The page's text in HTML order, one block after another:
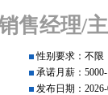
售经理/
性别要求：不限
承诺月薪：5000-
发布日期：